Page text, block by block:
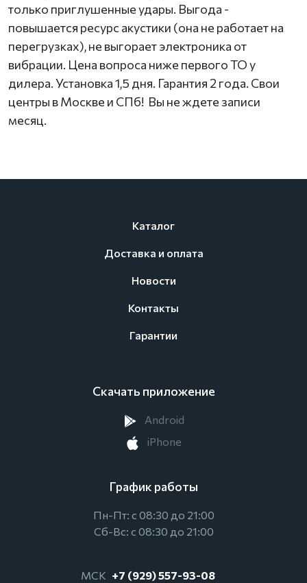
только приглушенные удары. Выгода -
повышается ресурс акустики (она не работает на
перегрузках), не выгорает электроника от
вибрации. Цена вопроса ниже первого ТО у
дилера. Установка 1,5 дня. Гарантия 2 года. Свои
центры в Москве и СПб! Вы не ждете записи
месяц.
Каталог
Доставка и оплата
Новости
Контакты
Гарантии
Скачать приложение
Android
iPhone
График работы
Пн-Пт: с 08:30 до 21:00
Сб-Вс: с 08:30 до 21:00
МСК +7 (929) 557-93-08